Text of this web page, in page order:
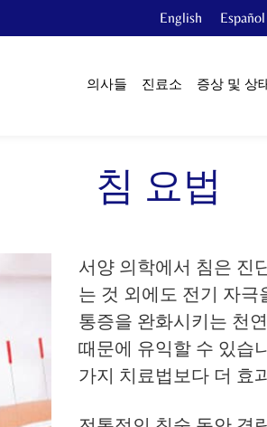
English Español
의사들 진료소 증상 및 상
침 요법
서양 의학에서 침은 진
는 것 외에도 전기 자
통증을 완화시키는 천
때문에 유익할 수 있습
가지 치료법보다 더 효